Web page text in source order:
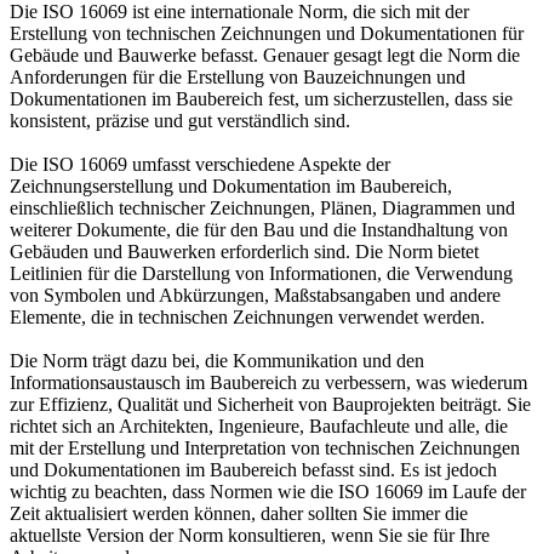
Die ISO 16069 ist eine internationale Norm, die sich mit der
Erstellung von technischen Zeichnungen und Dokumentationen für
Gebäude und Bauwerke befasst. Genauer gesagt legt die Norm die
Anforderungen für die Erstellung von Bauzeichnungen und
Dokumentationen im Baubereich fest, um sicherzustellen, dass sie
konsistent, präzise und gut verständlich sind.
Die ISO 16069 umfasst verschiedene Aspekte der
Zeichnungserstellung und Dokumentation im Baubereich,
einschließlich technischer Zeichnungen, Plänen, Diagrammen und
weiterer Dokumente, die für den Bau und die Instandhaltung von
Gebäuden und Bauwerken erforderlich sind. Die Norm bietet
Leitlinien für die Darstellung von Informationen, die Verwendung
von Symbolen und Abkürzungen, Maßstabsangaben und andere
Elemente, die in technischen Zeichnungen verwendet werden.
Die Norm trägt dazu bei, die Kommunikation und den
Informationsaustausch im Baubereich zu verbessern, was wiederum
zur Effizienz, Qualität und Sicherheit von Bauprojekten beiträgt. Sie
richtet sich an Architekten, Ingenieure, Baufachleute und alle, die
mit der Erstellung und Interpretation von technischen Zeichnungen
und Dokumentationen im Baubereich befasst sind. Es ist jedoch
wichtig zu beachten, dass Normen wie die ISO 16069 im Laufe der
Zeit aktualisiert werden können, daher sollten Sie immer die
aktuellste Version der Norm konsultieren, wenn Sie sie für Ihre